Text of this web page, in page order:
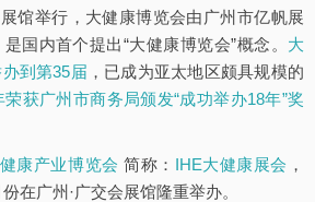
馆举行，大健康博览会由广州市亿帆展
国内首个提出“大健康博览会”概念。 大
到第35届 ，已成为亚太地区颇具规模的
荣获广州市商务局颁发“成功举办18年”奖
康产业博览会 简称： IHE大健康展会 ，
在广州·广交会展馆隆重举办。